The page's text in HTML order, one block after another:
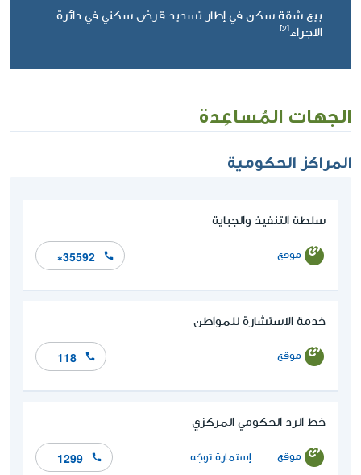
بيع شقة سكن في إطار تسديد قرض سكني في دائرة
الاجراء
الجهات المُساعِدة
المراكز الحكومية
سلطة التنفيذ والجباية
موقع *35592
خدمة الاستشارة للمواطن
موقع 118
خط الرد الحكومي المركزي
موقع إستمارة توجّه 1299